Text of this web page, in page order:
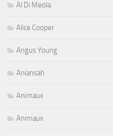
Al Di Meola
Alice Cooper
Angus Young
Aniansah
Animaux
Animaux